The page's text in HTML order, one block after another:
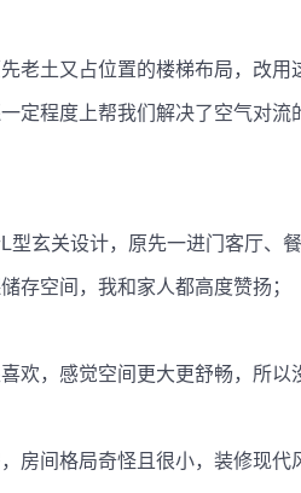
老土又占位置的楼梯布局，改
定程度上帮我们解决了空气对流
型玄关设计，原先一进门客厅、
存空间，我和家人都高度赞扬；
欢，感觉空间更大更舒畅，所
房间格局奇怪且很小，装修现